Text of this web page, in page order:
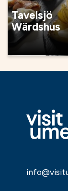
Tavelsjö
Wärdshus